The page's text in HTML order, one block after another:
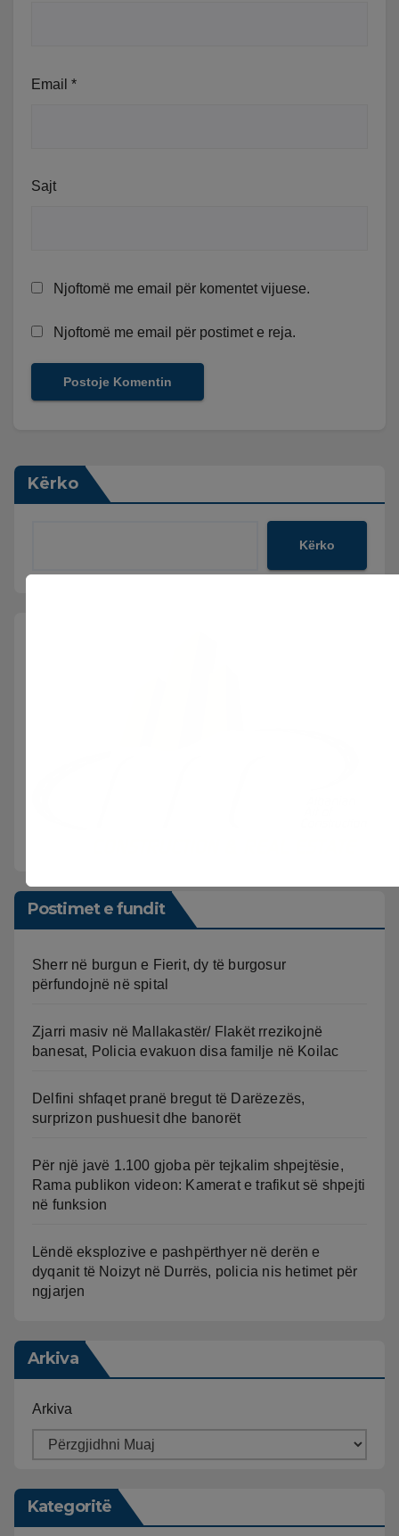
Email *
Sajt
Njoftomë me email për komentet vijuese.
Njoftomë me email për postimet e reja.
Kërko
Kërko
Postimet e fundit
Sherr në burgun e Fierit, dy të burgosur
përfundojnë në spital
Zjarri masiv në Mallakastër/ Flakët rrezikojnë
banesat, Policia evakuon disa familje në Koilac
Delfini shfaqet pranë bregut të Darëzezës,
surprizon pushuesit dhe banorët
Për një javë 1.100 gjoba për tejkalim shpejtësie,
Rama publikon videon: Kamerat e trafikut së shpejti
në funksion
Lëndë eksplozive e pashpërthyer në derën e
dyqanit të Noizyt në Durrës, policia nis hetimet për
ngjarjen
Arkiva
Arkiva
Kategoritë